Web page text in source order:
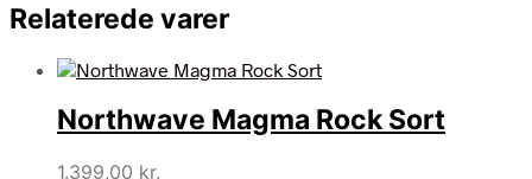
Relaterede varer
Northwave Magma Rock Sort
1.399,00 kr.